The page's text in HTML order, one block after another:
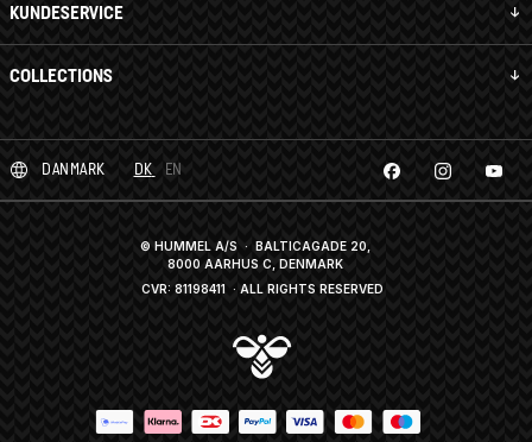
KUNDESERVICE
COLLECTIONS
DANMARK DK EN
© HUMMEL A/S · BALTICAGADE 20,
8000 AARHUS C, DENMARK
CVR: 81198411 · ALL RIGHTS RESERVED